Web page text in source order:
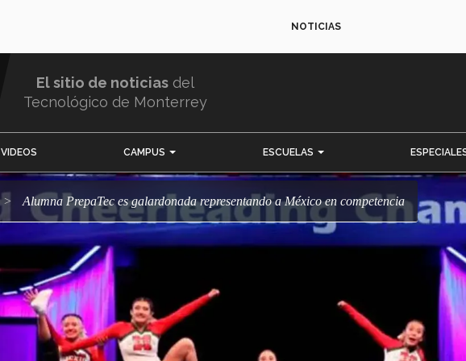
NOTICIAS
El sitio de noticias del
Tecnológico de Monterrey
VIDEOS CAMPUS ESCUELAS
Alumna PrepaTec es galardonada representando a México en competencia